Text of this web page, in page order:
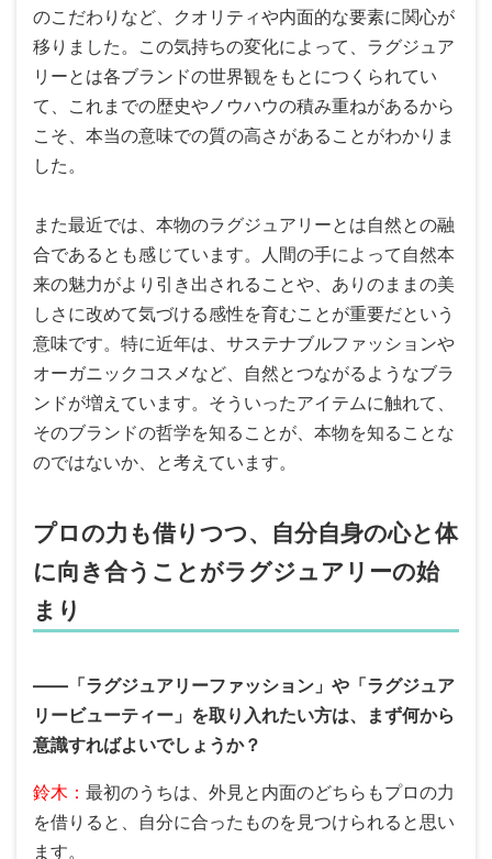
のこだわりなど、クオリティや内面的な要素に関心が
移りました。この気持ちの変化によって、ラグジュア
リーとは各ブランドの世界観をもとにつくられてい
て、これまでの歴史やノウハウの積み重ねがあるから
こそ、本当の意味での質の高さがあることがわかりま
した。
また最近では、本物のラグジュアリーとは自然との融
合であるとも感じています。人間の手によって自然本
来の魅力がより引き出されることや、ありのままの美
しさに改めて気づける感性を育むことが重要だという
意味です。特に近年は、サステナブルファッションや
オーガニックコスメなど、自然とつながるようなブラ
ンドが増えています。そういったアイテムに触れて、
そのブランドの哲学を知ることが、本物を知ることな
のではないか、と考えています。
プロの力も借りつつ、自分自身の心と体
に向き合うことがラグジュアリーの始
まり
――「ラグジュアリーファッション」や「ラグジュア
リービューティー」を取り入れたい方は、まず何から
意識すればよいでしょうか？
鈴木： 最初のうちは、外見と内面のどちらもプロの力
を借りると、自分に合ったものを見つけられると思い
ます。